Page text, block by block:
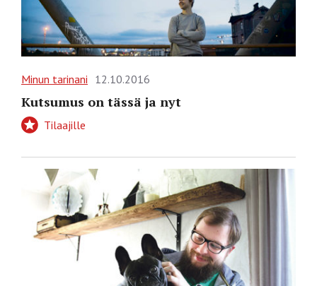
Minun tarinani 12.10.2016
Kutsumus on tässä ja nyt
Tilaajille